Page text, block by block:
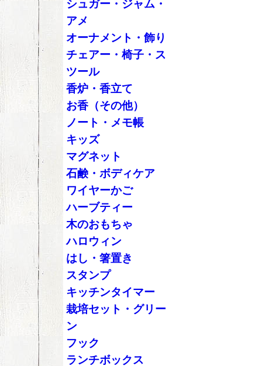
シュガー・ジャム・
アメ
オーナメント・飾り
チェアー・椅子・ス
ツール
香炉・香立て
お香（その他）
ノート・メモ帳
キッズ
マグネット
石鹸・ボディケア
ワイヤーかご
ハーブティー
木のおもちゃ
ハロウィン
はし・箸置き
スタンプ
キッチンタイマー
栽培セット・グリー
ン
フック
ランチボックス